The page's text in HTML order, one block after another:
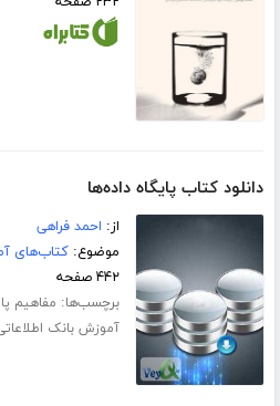
دانلود کتاب پایگاه داده‌‌ها
از: احمد فراهی
موضوع:کتاب‌های
۴۴۲ صفحه
برچسب‌ها: مفاهیم
آموزش بانک